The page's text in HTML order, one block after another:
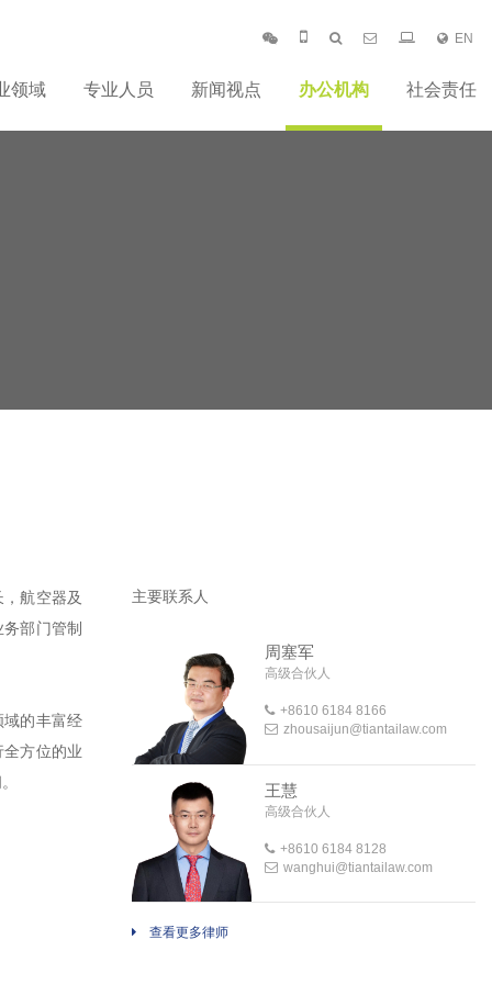
EN
领域 专业人员 新闻视点 办公机构 社会责任
航空器及
部门管制
域的丰富经
方位的业
主要联系人
周塞军
高级合伙人
+8610 6184 8166
zhousaijun@tiantailaw.com
王慧
高级合伙人
+8610 6184 8128
wanghui@tiantailaw.com
查看更多律师